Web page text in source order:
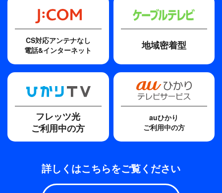
CS対応アンテナなし
電話&インターネット
地域密着型
フレッツ光
ご利用中の方
auひかり
ご利用中の方
詳しくはこちらをご覧ください